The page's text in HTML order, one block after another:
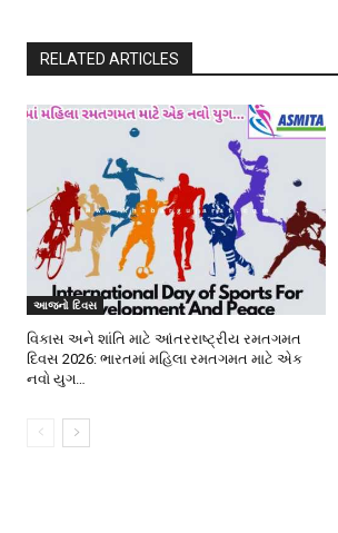
RELATED ARTICLES
આજનો દિવસ
વિકાસ અને શાંતિ માટે આંતરરાષ્ટ્રીય રમતગમત
દિવસ 2026: ભારતમાં મહિલા રમતગમત માટે એક
નવો યુગ…